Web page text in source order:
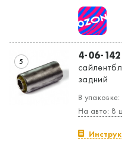
Да, верно
5 4-06-
задний
В
На авто: 8